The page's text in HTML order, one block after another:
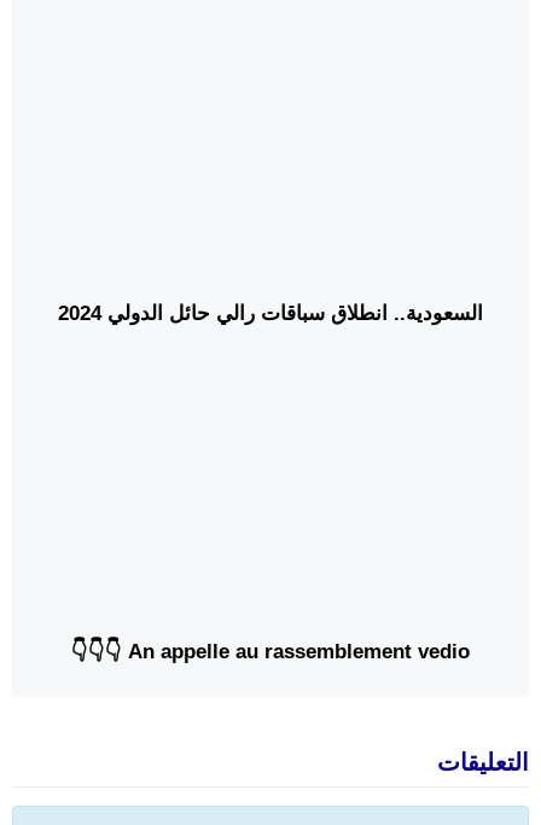
السعودية.. انطلاق سباقات رالي حائل الدولي 2024
An appelle au rassemblement vedio 👇👇👇
التعليقات